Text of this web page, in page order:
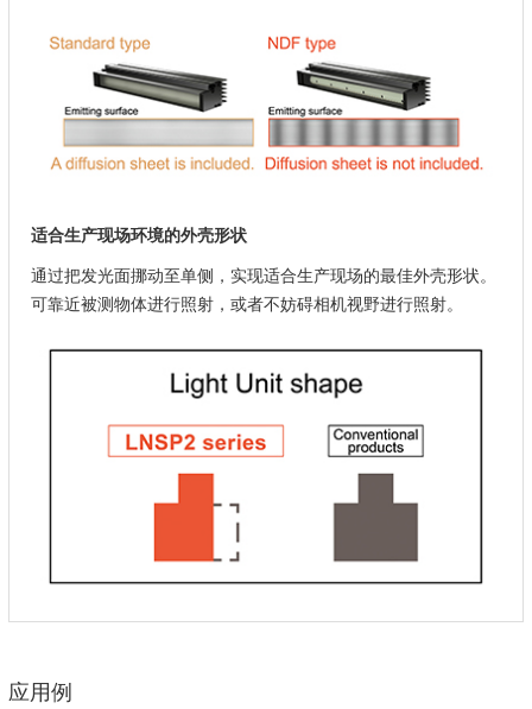
适合生产现场环境的外壳形状
通过把发光面挪动至单侧，实现适合生产现场的最佳外壳形状。
可靠近被测物体进行照射，或者不妨碍相机视野进行照射。
应用例